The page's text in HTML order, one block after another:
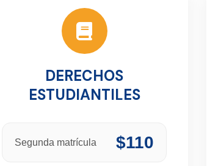
DERECHOS
ESTUDIANTILES
Segunda matrícula $110